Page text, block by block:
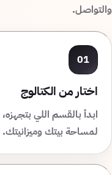
والتواصل.
01
اختار من الكتالوج
ابدأ بالقسم اللي
لمساحة بيتك وميزانيتك.